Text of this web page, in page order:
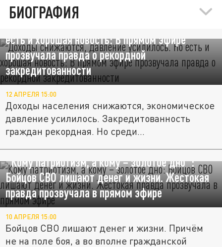
БИОГРАФИЯ
есть и хорошая новость: В прямом эфире
прозвучала правда о рекордной
закредитованности
12 АПРЕЛЯ 15:00
Доходы населения снижаются, экономическое
давление усилилось. Закредитованность
граждан рекордная. Но среди...
"Кому патриотизм, а кому – золотое дно":
Бойцов СВО лишают денег и жизни. Жестокая
правда прозвучала в прямом эфире
10 АПРЕЛЯ 15:00
Бойцов СВО лишают денег и жизни. Причём
не на поле боя, а во вполне гражданской